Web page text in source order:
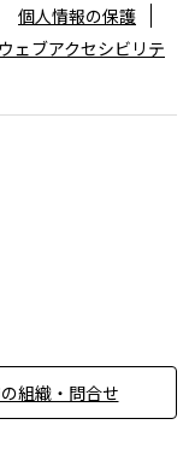
組織・問合せ
個人情報の保護
ウェブアクセシビリテ